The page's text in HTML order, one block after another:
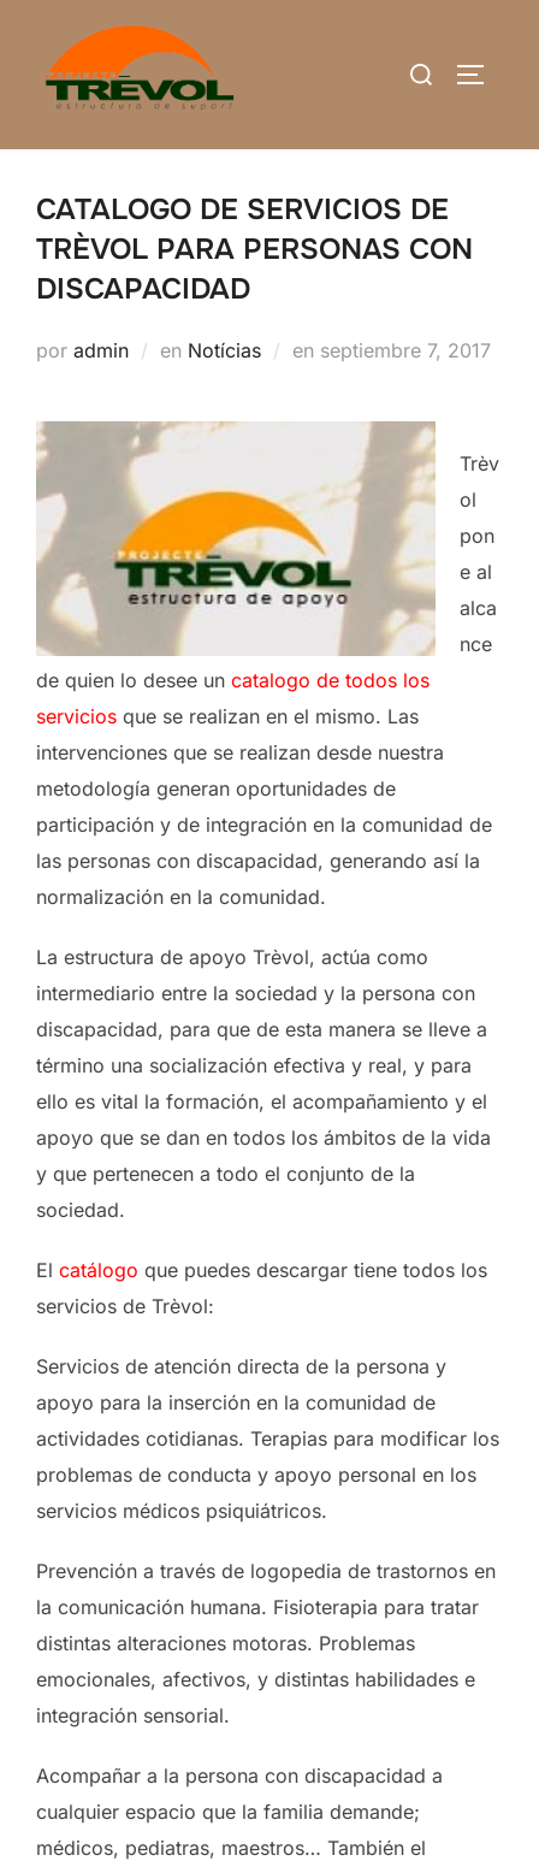
contenido
Buscar:
CATALOGO DE SERVICIOS DE
TRÈVOL PARA PERSONAS CON
DISCAPACIDAD
por admin en Notícias en Publicado
septiembre 7, 2017
Trèv
ol
pon
e al
alca
nce
de quien lo desee un catalogo de todos los
servicios que se realizan en el mismo. Las
intervenciones que se realizan desde nuestra
metodología generan oportunidades de
participación y de integración en la comunidad de
las personas con discapacidad, generando así la
normalización en la comunidad.
La estructura de apoyo Trèvol, actúa como
intermediario entre la sociedad y la persona con
discapacidad, para que de esta manera se lleve a
término una socialización efectiva y real, y para
ello es vital la formación, el acompañamiento y el
apoyo que se dan en todos los ámbitos de la vida
y que pertenecen a todo el conjunto de la
sociedad.
El catálogo que puedes descargar tiene todos los
servicios de Trèvol:
Servicios de atención directa de la persona y
apoyo para la inserción en la comunidad de
actividades cotidianas. Terapias para modificar los
problemas de conducta y apoyo personal en los
servicios médicos psiquiátricos.
Prevención a través de logopedia de trastornos en
la comunicación humana. Fisioterapia para tratar
distintas alteraciones motoras. Problemas
emocionales, afectivos, y distintas habilidades e
integración sensorial.
Acompañar a la persona con discapacidad a
cualquier espacio que la familia demande;
médicos, pediatras, maestros… También el